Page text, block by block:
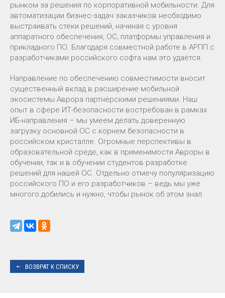
рынком за решения по корпоративной мобильности. Для
автоматизации бизнес-задач заказчиков необходимо
выстраивать стеки решений, начиная с уровня
аппаратного обеспечения, ОС, платформы управления и
прикладного ПО. Благодаря совместной работе в АРПП с
разработчиками российского софта нам это удаётся.
Направление по обеспечению совместимости вносит
существенный вклад в расширение мобильной
экосистемы Аврора партнёрскими решениями. Наш
опыт в сфере ИТ-безопасности востребован в рамках
ИБ-направления – мы умеем делать доверенную
загрузку основной ОС с корнем безопасности в
российском кристалле. Огромные перспективы в
образовательной среде, как в применимости Авроры в
обучении, так и в обучении студентов разработке
решений для нашей ОС. Отдельно отмечу популяризацию
российского ПО и его разработчиков – ведь мы уже
многого добились и нужно, чтобы рынок об этом знал.
ВОЗВРАТ К СПИСКУ